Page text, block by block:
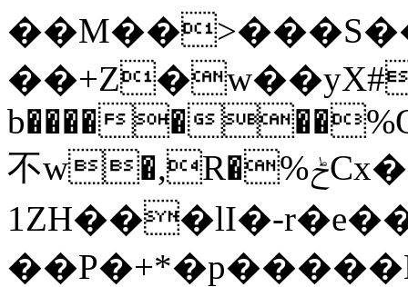
b�����
不w�,R�%ݲCx�;�]5��
1ZH���lI�-